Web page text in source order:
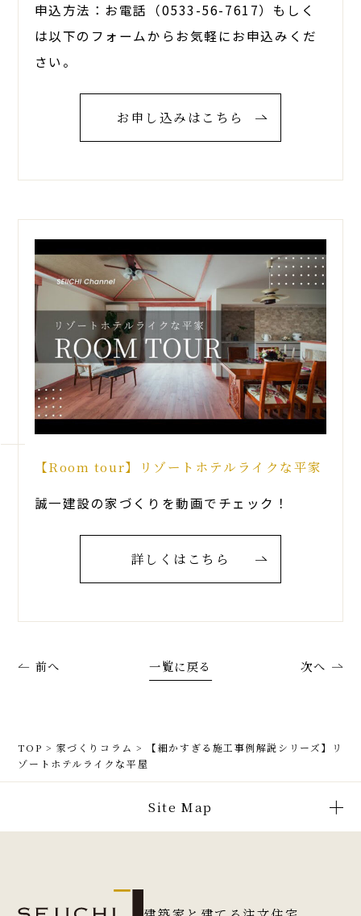
申込方法：お電話（0533-56-7617）もしく
は以下のフォームからお気軽にお申込みくだ
さい。
お申し込みはこちら
【Room tour】リゾートホテルライクな平家
誠一建設の家づくりを動画でチェック！
詳しくはこちら
前へ 次へ
一覧に戻る
TOP > 家づくりコラム >
【細かすぎる施工事例解説シリーズ】リ
ゾートホテルライクな平屋
Site Map